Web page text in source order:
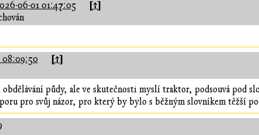
06-01 01:47:05 [↑]
08:09:50 [↑]
půdy, ale ve skutečnosti myslí traktor, podsouvá pod
pro svůj názor, pro který by bylo s běžným slovníkem těžší